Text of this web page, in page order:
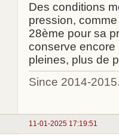
Des conditions
pression,
28ème pour sa
conserve encore
pleines, plus de
Since 2014-
11-01-2025 17:19:51